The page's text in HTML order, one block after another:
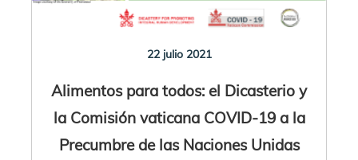
22 julio 2021
Alimentos para todos: el Dicasterio y
la Comisión vaticana COVID-19 a la
Precumbre de las Naciones Unidas